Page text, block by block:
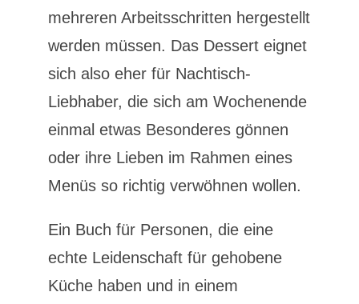
mehreren Arbeitsschritten hergestellt
werden müssen. Das Dessert eignet
sich also eher für Nachtisch-
Liebhaber, die sich am Wochenende
einmal etwas Besonderes gönnen
oder ihre Lieben im Rahmen eines
Menüs so richtig verwöhnen wollen.
Ein Buch für Personen, die eine
echte Leidenschaft für gehobene
Küche haben und in einem